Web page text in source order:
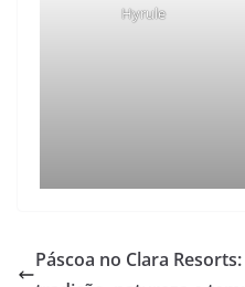
Hyrule
Páscoa no Clara